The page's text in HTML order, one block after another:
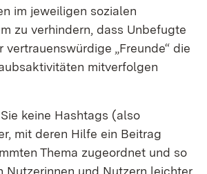
im jeweiligen sozialen
zu verhindern, dass Unbefugte
vertrauenswürdige „Freunde“ die
mitverfolgen
keine Hashtags (also
mit deren Hilfe ein Beitrag
Thema zugeordnet und so
Nutzerinnen und Nutzern leichter